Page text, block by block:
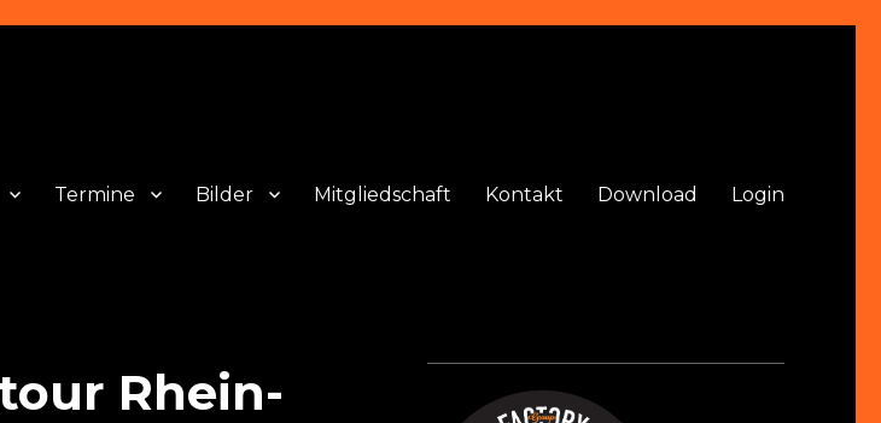
Termine Bilder Mitgliedschaft Kontakt Download Login
Rhein-